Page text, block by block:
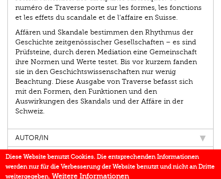
numéro de Traverse porte sur les formes, les fonctions
et les effets du scandale et de l’affaire en Suisse.
Affären und Skandale bestimmen den Rhythmus der
Geschichte zeitgenössischer Gesellschaften – es sind
Prüfsteine, durch deren Mediation eine Gemeinschaft
ihre Normen und Werte testet. Bis vor kurzem fanden
sie in den Geschichtswissenschaften nur wenig
Beachtung. Diese Ausgabe von Traverse befasst sich
mit den Formen, den Funktionen und den
Auswirkungen des Skandals und der Affäre in der
Schweiz.
AUTOR/IN
EINBLICK
BUCHREIHE
Diese Website benutzt Cookies. Die entsprechenden Informationen
werden nur für die Verbesserung der Website benutzt und nicht an Dritte
weitergegeben. Weitere Informationen